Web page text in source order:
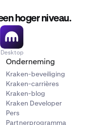
hoger niveau.
Desktop
Onderneming
Kraken-beveiliging
Kraken-carrières
Kraken-blog
Kraken Developer
Pers
Partnerprogramma